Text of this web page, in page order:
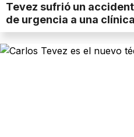
Tevez sufrió un
de urgencia a una clínica